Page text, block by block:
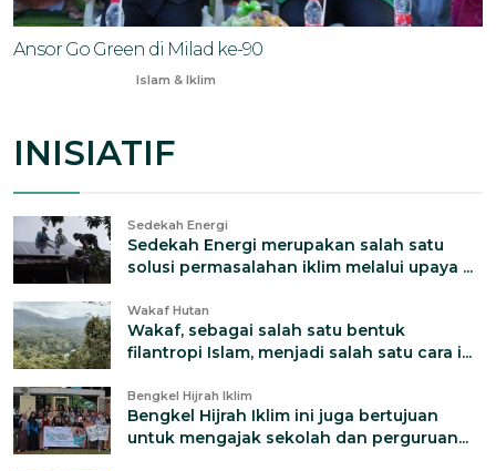
Ansor Go Green di Milad ke-90
Islam & Iklim
INISIATIF
Sedekah Energi
Sedekah Energi merupakan salah satu
solusi permasalahan iklim melalui upaya ...
Wakaf Hutan
Wakaf, sebagai salah satu bentuk
filantropi Islam, menjadi salah satu cara i...
Bengkel Hijrah Iklim
Bengkel Hijrah Iklim ini juga bertujuan
untuk mengajak sekolah dan perguruan...